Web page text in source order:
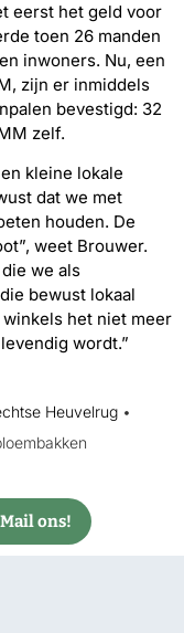
eerst het geld voor
toen 26 manden
inwoners. Nu, een
zijn er inmiddels
bevestigd: 32
zelf.
kleine lokale
dat we met
houden. De
weet Brouwer.
we als
bewust lokaal
het niet meer
wordt.”
Heuvelrug •
ons!